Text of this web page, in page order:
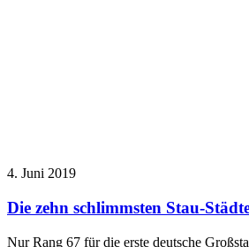
4. Juni 2019
Die zehn schlimmsten Stau-
Nur Rang 67 für die erste deutsche